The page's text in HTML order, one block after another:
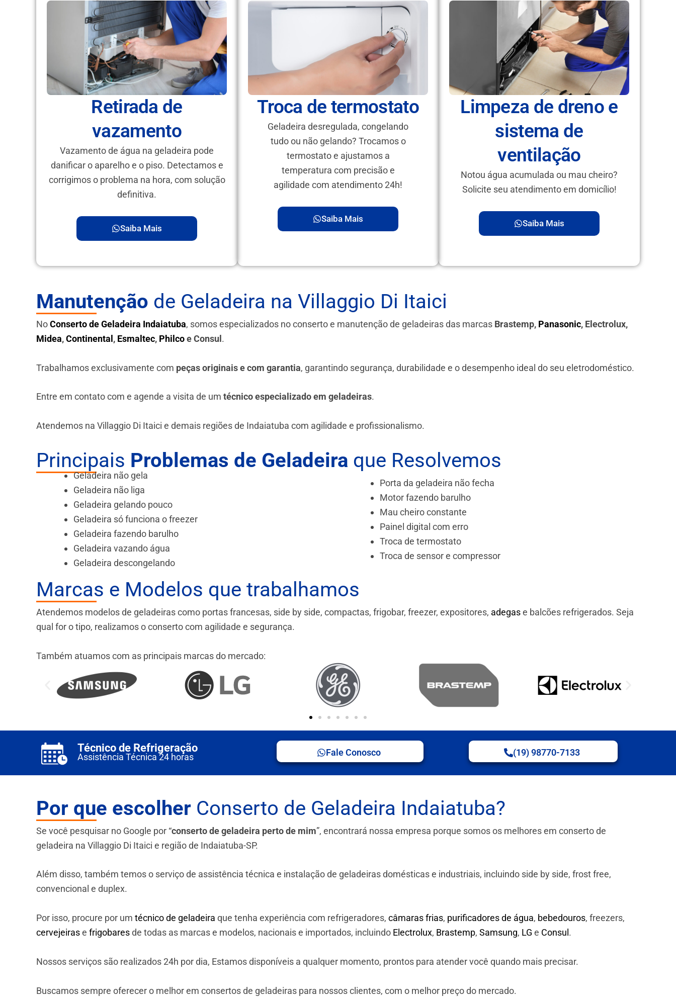
Retirada de
vazamento
Vazamento de água na geladeira pode
danificar o aparelho e o piso. Detectamos e
corrigimos o problema na hora, com solução
definitiva.
Saiba Mais
Troca de termostato
Geladeira desregulada, congelando
tudo ou não gelando? Trocamos o
termostato e ajustamos a
temperatura com precisão e
agilidade com atendimento 24h!
Saiba Mais
Limpeza de dreno e
sistema de
ventilação
Notou água acumulada ou mau cheiro?
Solicite seu atendimento em domicílio!
Saiba Mais
Manutenção de Geladeira na Villaggio Di Itaici
NoConserto de Geladeira Indaiatuba, somos especializados no conserto e manutenção de geladeiras das marcas Brastemp, Panasonic, Electrolux,
Midea,Continental , Esmaltec, Philcoe Consul .
Trabalhamos exclusivamente com peças originais e com garantia, garantindo segurança, durabilidade e o desempenho ideal do seu eletrodoméstico.
Entre em contato com e agende a visita de um técnico especializado em geladeiras.
Atendemos na Villaggio Di Itaici e demais regiões de Indaiatuba com agilidade e profissionalismo.
Principais Problemas de Geladeira que Resolvemos
Geladeira não gela
Geladeira não liga
Geladeira gelando pouco
Geladeira só funciona o freezer
Geladeira fazendo barulho
Geladeira vazando água
Geladeira descongelando
Porta da geladeira não fecha
Motor fazendo barulho
Mau cheiro constante
Painel digital com erro
Troca de termostato
Troca de sensor e compressor
Marcas e Modelos que trabalhamos
Atendemos modelos de geladeiras como portas francesas, side by side, compactas, frigobar, freezer, expositores, adegase balcões refrigerados. Seja
qual for o tipo, realizamos o conserto com agilidade e segurança.
Também atuamos com as principais marcas do mercado:
Técnico de Refrigeração
Assistência Técnica 24 horas Fale Conosco (19) 98770-7133
Por que escolher Conserto de Geladeira Indaiatuba?
Se você pesquisar no Google por “conserto de geladeira perto de mim”, encontrará nossa empresa porque somos os melhores em conserto de
geladeira na Villaggio Di Itaici e região de Indaiatuba-SP.
Além disso, também temos o serviço de assistência técnica e instalação de geladeiras domésticas e industriais, incluindo side by side, frost free,
convencional e duplex.
Por isso, procure por um técnico de geladeira que tenha experiência com refrigeradores, câmaras frias, purificadores de água, bebedouros, freezers,
cervejeirase frigobaresde todas as marcas e modelos, nacionais e importados, incluindo Electrolux, Brastemp, Samsung, LG e Consul .
Nossos serviços são realizados 24h por dia, Estamos disponíveis a qualquer momento, prontos para atender você quando mais precisar.
Buscamos sempre oferecer o melhor em consertos de geladeiras para nossos clientes, com o melhor preço do mercado.